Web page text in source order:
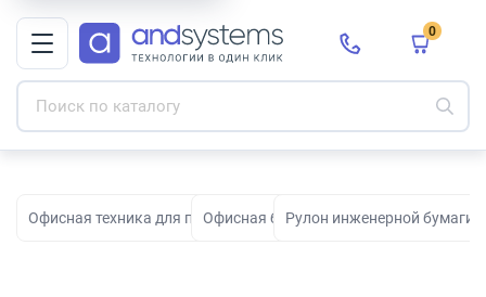
0
Офисная техника для печати, сканирования и
Офисная бумагаРулон инженерной бумаги